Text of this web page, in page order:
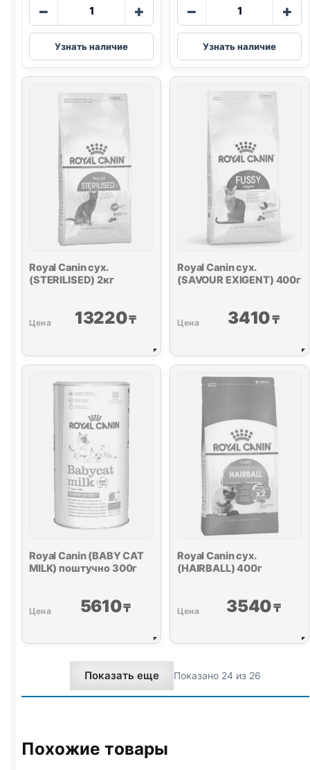
−
Количество
Royal
Canin
сух.
весовой
+
Узнать наличие
−
Количество
Royal
Canin
сух.
весовой
+
Узнать наличие
Royal Canin сух.
(STERILISED) 2кг
13220₸
Royal Canin сух.
(SAVOUR EXIGENT) 400г
3410₸
Royal Canin (BABY CAT
MILK) поштучно 300г
5610₸
Royal Canin сух.
(HAIRBALL) 400г
3540₸
Показать еще Показано 24 из 26
Похожие товары